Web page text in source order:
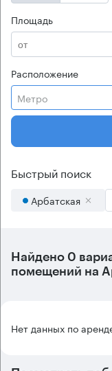
Площадь
Расположение
Метро
Быстрый поиск
Арбатская
Найдено 0
помещений на
Нет данных по